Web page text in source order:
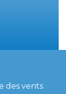
des vents